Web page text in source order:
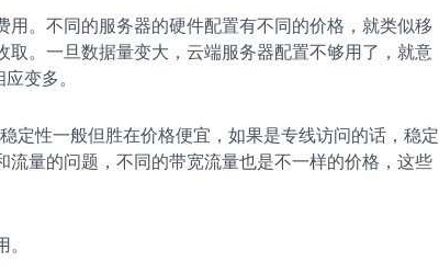
。不同的服务器的硬件配置有不同的价格，就类似移
。一旦数据量变大，云端服务器配置不够用了，就意
变多。
定性一般但胜在价格便宜，如果是专线访问的话，稳定
量的问题，不同的带宽流量也是不一样的价格，这些